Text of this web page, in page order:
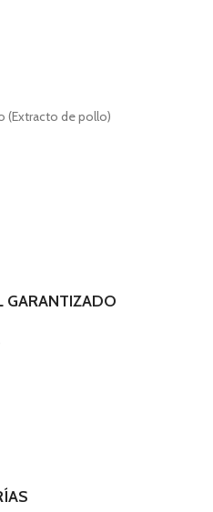
(Extracto de pollo)
GARANTIZADO